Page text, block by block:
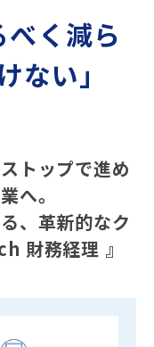
べく減ら
ない」
トップで進め
へ。
、革新的なク
財務経理 』